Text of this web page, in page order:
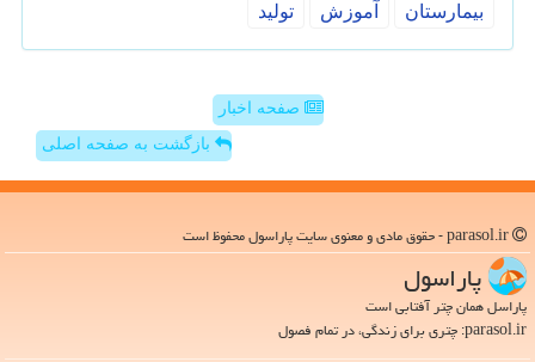
بیمارستان
آموزش تولید
صفحه اخبار
بازگشت به صفحه اصلی
پاراسول
پاراسل همان چتر آفتابی است
parasol.ir: چتری برای زندگی، در تمام فصول